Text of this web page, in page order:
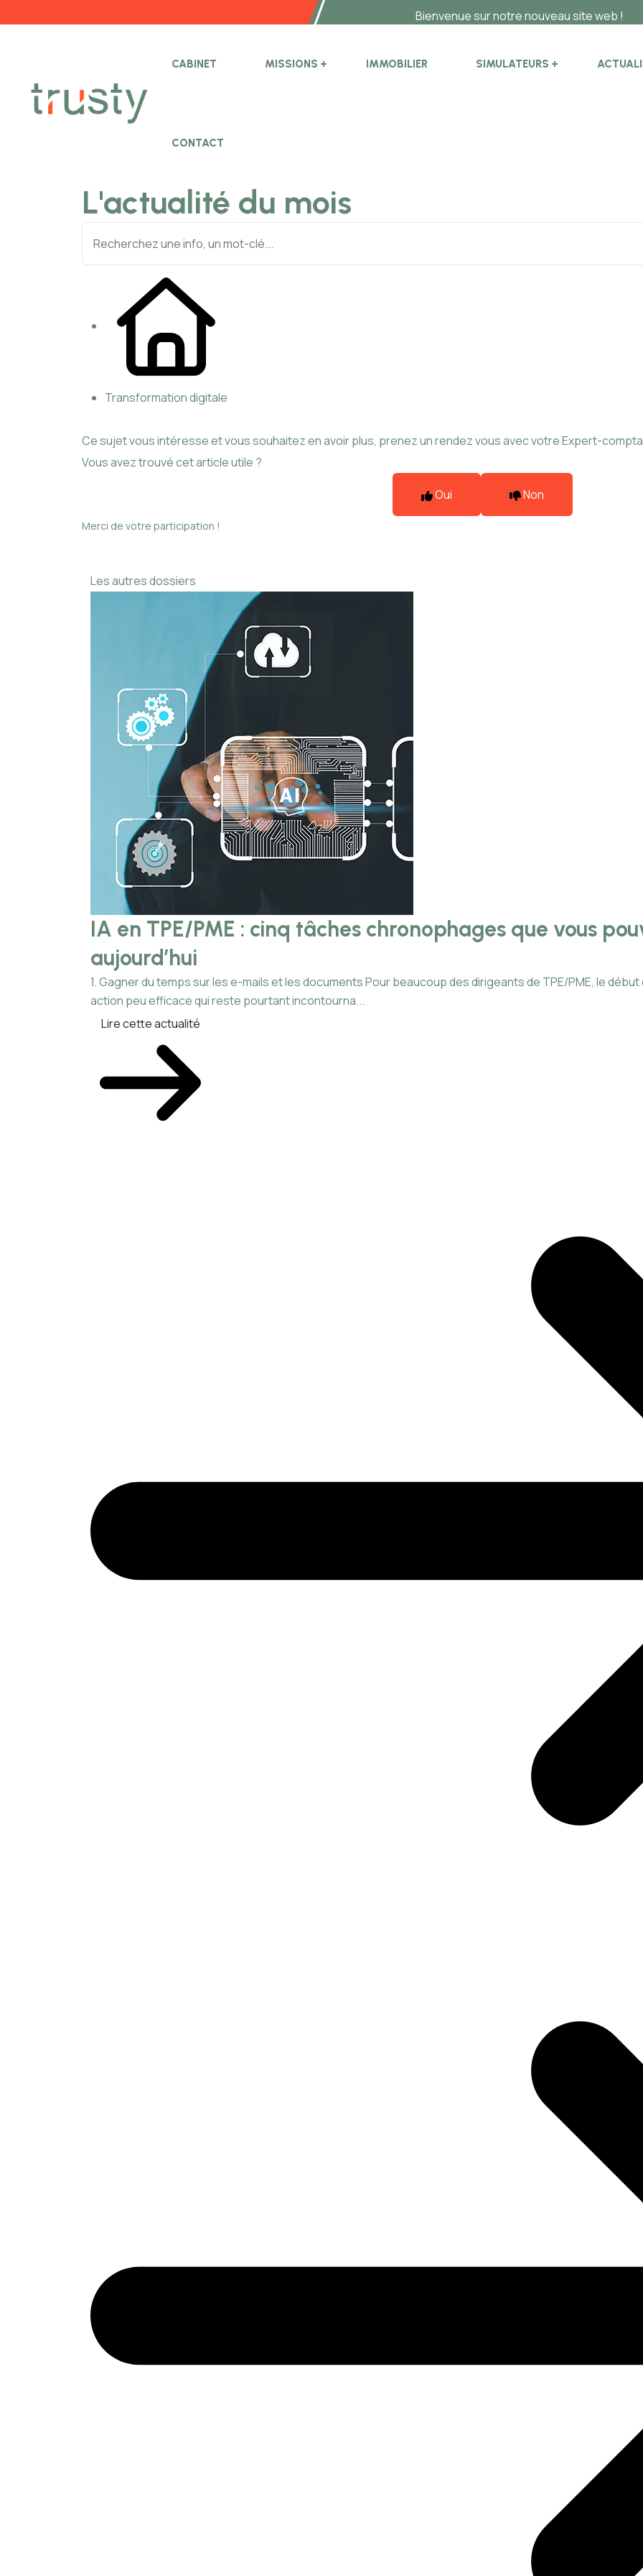
Bienvenue sur notre nouveau site web !
CABINET MISSIONS IMMOBILIER SIMULATEURS
CONTACT
L'actualité du mois
Transformation digitale
Ce sujet vous intéresse et vous souhaitez en avoir plus, prenez un rendez vous avec votre Expert-
Vous avez trouvé cet article utile ?
Oui Non
Merci de votre participation !
Les autres dossiers
IA en TPE/PME : cinq tâches chronophages que vous
aujourd’hui
1. Gagner du temps sur les e-mails et les documents Pour beaucoup des dirigeants de TPE/PME, le
action peu efficace qui reste pourtant incontourna...
Lire cette actualité